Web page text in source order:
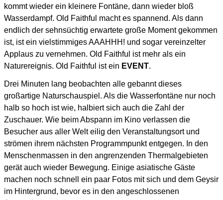
kommt wieder ein kleinere Fontäne, dann wieder bloß
Wasserdampf. Old Faithful macht es spannend. Als dann
endlich der sehnsüchtig erwartete große Moment gekommen
ist, ist ein vielstimmiges AAAHHH! und sogar vereinzelter
Applaus zu vernehmen. Old Faithful ist mehr als ein
Naturereignis. Old Faithful ist ein EVENT.
Drei Minuten lang beobachten alle gebannt dieses
großartige Naturschauspiel. Als die Wasserfontäne nur noch
halb so hoch ist wie, halbiert sich auch die Zahl der
Zuschauer. Wie beim Abspann im Kino verlassen die
Besucher aus aller Welt eilig den Veranstaltungsort und
strömen ihrem nächsten Programmpunkt entgegen. In den
Menschenmassen in den angrenzenden Thermalgebieten
gerät auch wieder Bewegung. Einige asiatische Gäste
machen noch schnell ein paar Fotos mit sich und dem Geysir
im Hintergrund, bevor es in den angeschlossenen